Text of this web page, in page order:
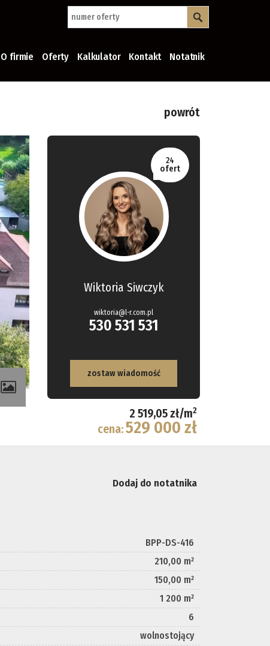
O firmie Oferty Kalkulator Kontakt Notatnik
powrót
24
ofert
Wiktoria Siwczyk
wiktoria@l-r.com.pl
530 531 531
zostaw wiadomość
2 519,05 zł/m2
cena:529 000 zł
Dodaj do notatnika
BPP-DS-416
210,00 m²
150,00 m²
1 200 m²
6
wolnostojący